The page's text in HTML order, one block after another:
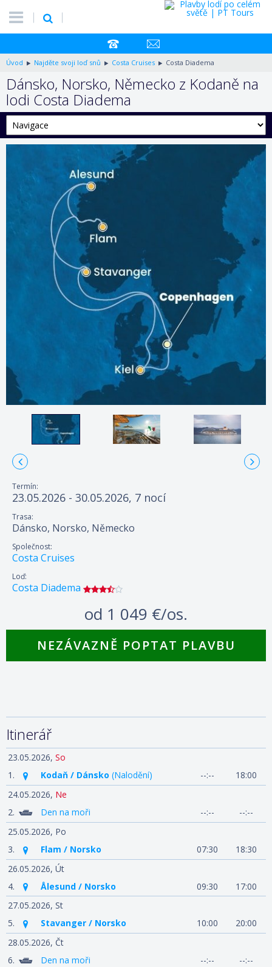
Úvod Najděte svoji loď snů Costa Cruises Costa Diadema
Dánsko, Norsko, Německo z Kodaně na
lodi Costa Diadema
Termín:
23.05.2026 - 30.05.2026, 7 nocí
Trasa:
Dánsko, Norsko, Německo
Společnost:
Costa Cruises
Loď:
Costa Diadema
od 1 049 €/os.
NEZÁVAZNĚ POPTAT PLAVBU
Itinerář
23.05.2026, So
1.
Kodaň / Dánsko (Nalodění) --:--
18:00
24.05.2026, Ne
2.
Den na moři --:--
--:--
25.05.2026, Po
3.
Flam / Norsko 07:30
18:30
26.05.2026, Út
4.
Ålesund / Norsko 09:30
17:00
27.05.2026, St
5.
Stavanger / Norsko 10:00
20:00
28.05.2026, Čt
6.
Den na moři --:--
--:--